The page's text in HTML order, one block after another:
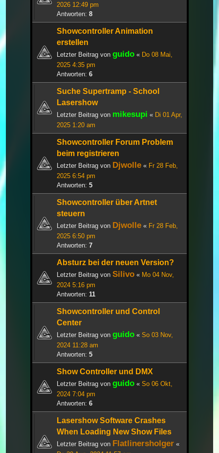
2026 12:49 pm
Antworten: 8
Showcontroller Animation
erstellen
Letzter Beitrag von guido « Do 08 Mai,
2025 4:35 pm
Antworten: 6
Suche Supertramp - School
Lasershow
Letzter Beitrag von mikesupi « Di 01 Apr,
2025 1:20 am
Showcontroller Forum Problem
beim registrieren
Letzter Beitrag von Djwolle « Fr 28 Feb,
2025 6:54 pm
Antworten: 5
Showcontroller über Artnet
steuern
Letzter Beitrag von Djwolle « Fr 28 Feb,
2025 6:50 pm
Antworten: 7
Absturz bei der neuen Version?
Letzter Beitrag von Silivo « Mo 04 Nov,
2024 5:16 pm
Antworten: 11
Showcontroller und Control
Center
Letzter Beitrag von guido « So 03 Nov,
2024 11:28 am
Antworten: 5
Show Controller und DMX
Letzter Beitrag von guido « So 06 Okt,
2024 7:04 pm
Antworten: 6
Lasershow Software Crashes
When Loading New Show Files
Letzter Beitrag von Flatlinersholger «